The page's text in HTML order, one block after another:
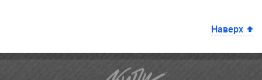
Наверх